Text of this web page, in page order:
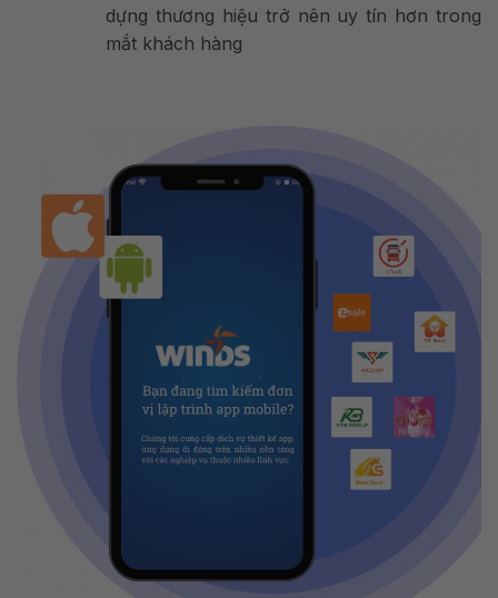
dựng thương hiệu trở nên uy tín hơn trong
mắt khách hàng